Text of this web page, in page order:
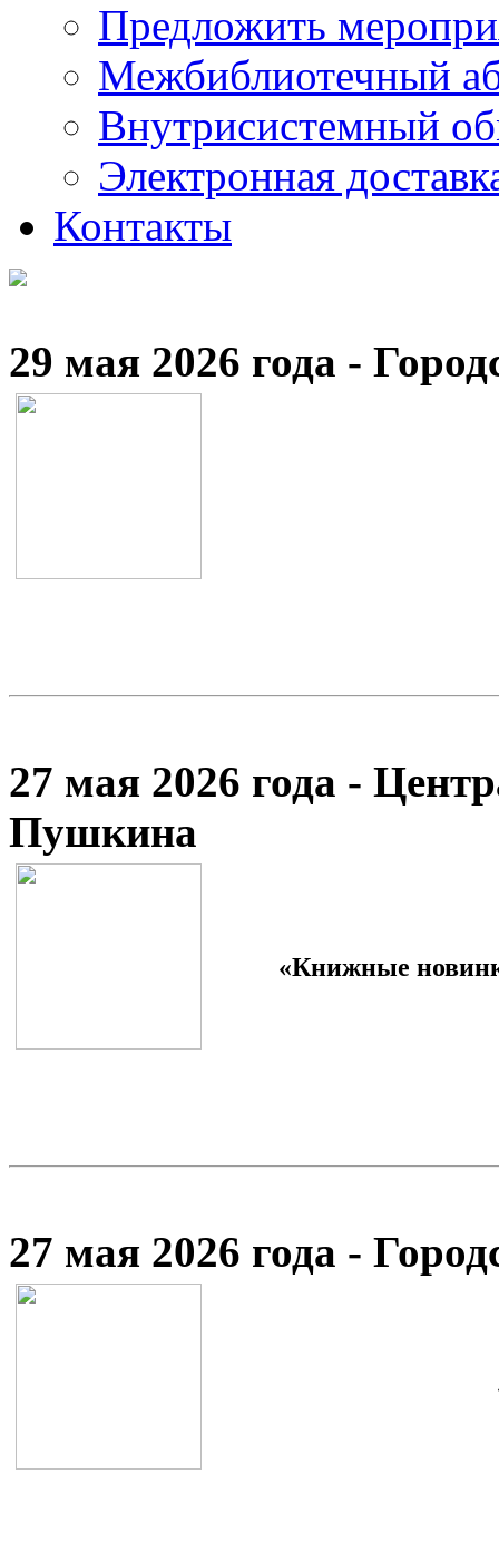
Предложить
Межбиблиотечный
Внутрисистемный
Электронная
Контакты
29 мая 2026 года -
27 мая 2026 года -
Пушкина
«Книжные
27 мая 2026 года -